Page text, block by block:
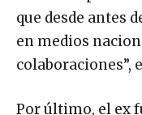
que desde antes
en medios
colaboraciones”,
Por último, el ex